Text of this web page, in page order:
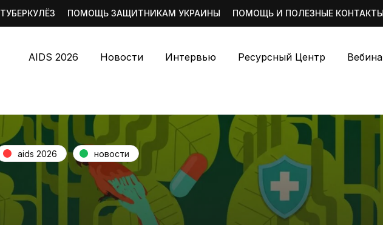
ТУБЕРКУЛЁЗ ПОМОЩЬ ЗАЩИТНИКАМ УКРАИНЫ ПОМОЩЬ И ПОЛЕЗНЫЕ КОНТАКТЫ
AIDS 2026 Новости Интервью Ресурсный Центр
aids 2026 новости